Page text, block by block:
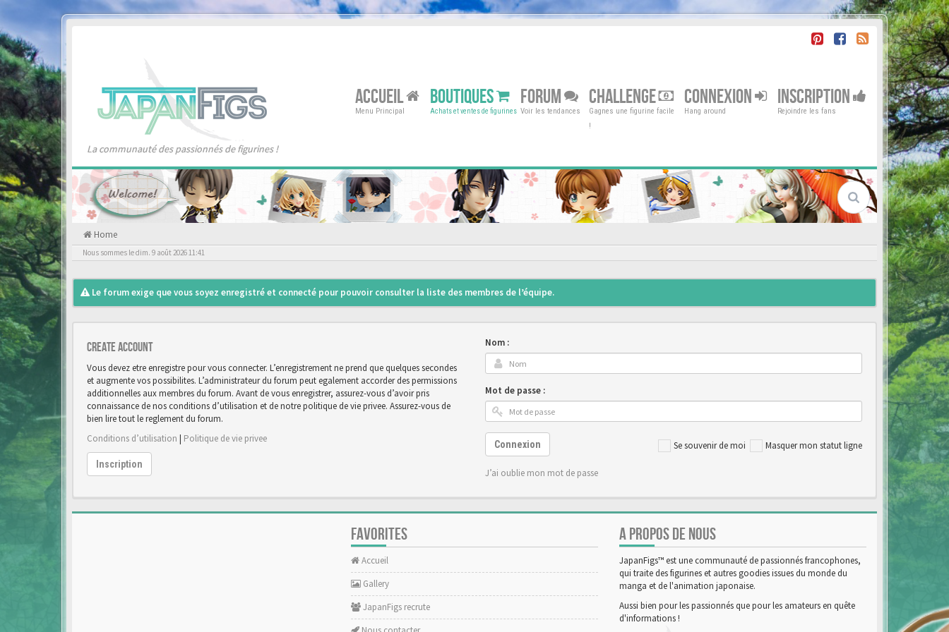
La communauté des passionnés de figurines !
ACCUEIL
Menu Principal
BOUTIQUES
Achats et ventes de figurines
FORUM
Voir les tendances
CHALLENGE
Gagnes une figurine facile
!
CONNEXION
Hang around
INSCRIPTION
Rejoindre les fans
Home
Nous sommes le dim. 9 août 2026 11:41
Le forum exige que vous soyez enregistré et connecté pour pouvoir consulter la liste des membres de l’équipe.
Create account
Vous devez etre enregistre pour vous connecter. L’enregistrement ne prend que quelques secondes
et augmente vos possibilites. L’administrateur du forum peut egalement accorder des permissions
additionnelles aux membres du forum. Avant de vous enregistrer, assurez-vous d’avoir pris
connaissance de nos conditions d’utilisation et de notre politique de vie privee. Assurez-vous de
bien lire tout le reglement du forum.
Conditions d’utilisation | Politique de vie privee
Inscription
Nom :
Mot de passe :
Se souvenir de moi Masquer mon statut ligne
Connexion
J’ai oublie mon mot de passe
FAVORITES
Accueil
Gallery
JapanFigs recrute
A PROPOS DE NOUS
JapanFigs™ est une communauté de passionnés francophones,
qui traite des figurines et autres goodies issues du monde du
manga et de l'animation japonaise.
Aussi bien pour les passionnés que pour les amateurs en quête
d'informations !